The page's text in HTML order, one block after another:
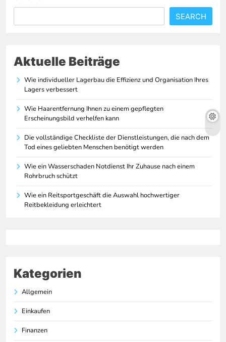
SEARCH
Aktuelle Beiträge
Wie individueller Lagerbau die Effizienz und Organisation Ihres
Lagers verbessert
Wie Haarentfernung Ihnen zu einem gepflegten
Erscheinungsbild verhelfen kann
Die vollständige Checkliste der Dienstleistungen, die nach dem
Tod eines geliebten Menschen benötigt werden
Wie ein Wasserschaden Notdienst Ihr Zuhause nach einem
Rohrbruch schützt
Wie ein Reitsportgeschäft die Auswahl hochwertiger
Reitbekleidung erleichtert
Kategorien
Allgemein
Einkaufen
Finanzen